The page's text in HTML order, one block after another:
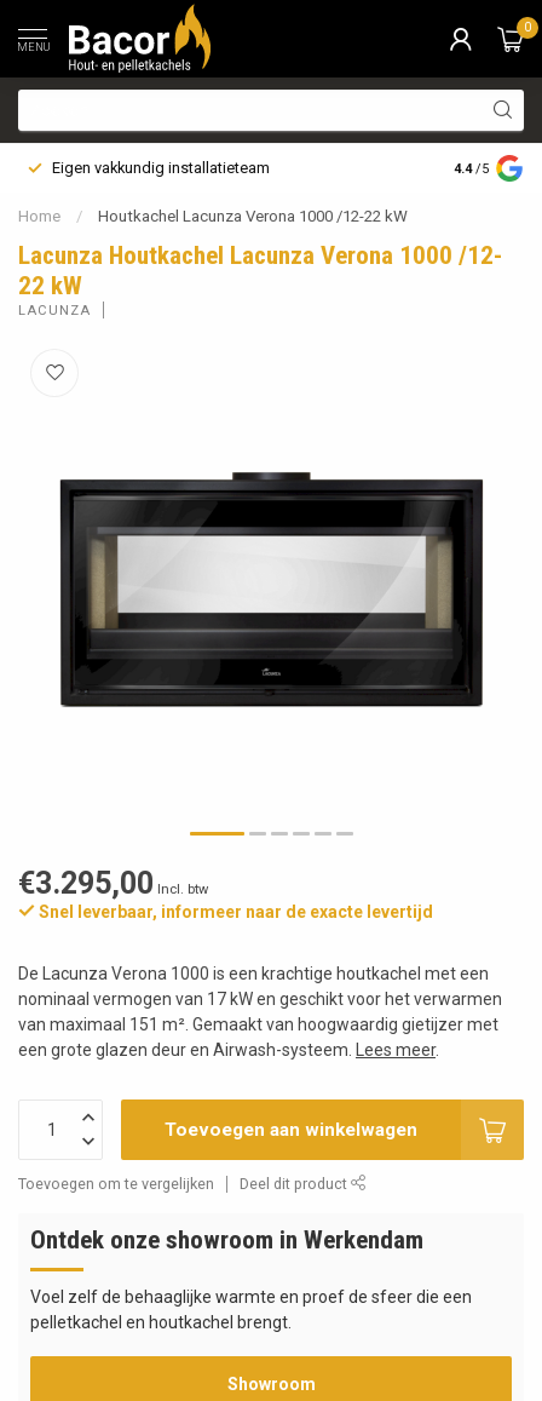
MENU
0
Eigen vakkundig installatieteam Bezorging
4.4 /5
Home / Houtkachel Lacunza Verona 1000 /12-22 kW
Lacunza Houtkachel Lacunza Verona 1000 /12-
22 kW
LACUNZA
€3.295,00 Incl. btw
Snel leverbaar, informeer naar de exacte levertijd
De Lacunza Verona 1000 is een krachtige houtkachel met een
nominaal vermogen van 17 kW en geschikt voor het verwarmen
van maximaal 151 m². Gemaakt van hoogwaardig gietijzer met
een grote glazen deur en Airwash-systeem.
Lees meer.
Toevoegen aan winkelwagen
Toevoegen om te vergelijken Deel dit product
Ontdek onze showroom in Werkendam
Voel zelf de behaaglijke warmte en proef de sfeer die een
pelletkachel en houtkachel brengt.
Showroom